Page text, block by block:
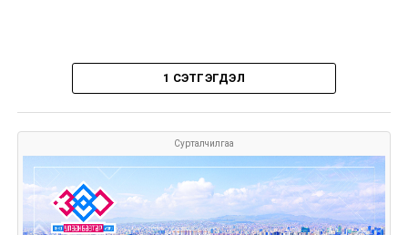
1 СЭТГЭГДЭЛ
Сурталчилгаа